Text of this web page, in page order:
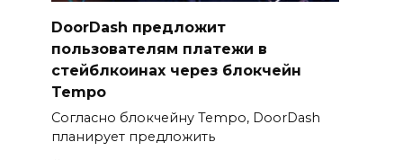
DoorDash предложит
пользователям платежи в
стейблкоинах через блокчейн
Tempo
Согласно блокчейну Tempo, DoorDash
планирует предложить